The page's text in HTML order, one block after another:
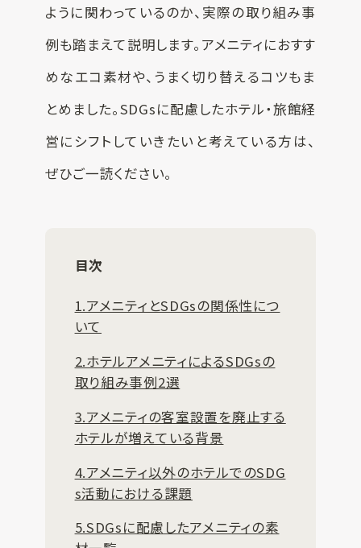
ズ制作
コーポレートサイト
プライバシーポリシー
ように関わっているのか、実際の取り組み事
例も踏まえて説明します。アメニティにおすす
めなエコ素材や、うまく切り替えるコツもま
とめました。SDGsに配慮したホテル・旅館経
営にシフトしていきたいと考えている方は、
ぜひご一読ください。
目次
1.アメニティとSDGsの関係性につ
いて
2.ホテルアメニティによるSDGsの
取り組み事例2選
3.アメニティの客室設置を廃止する
ホテルが増えている背景
4.アメニティ以外のホテルでのSDG
s活動における課題
5.SDGsに配慮したアメニティの素